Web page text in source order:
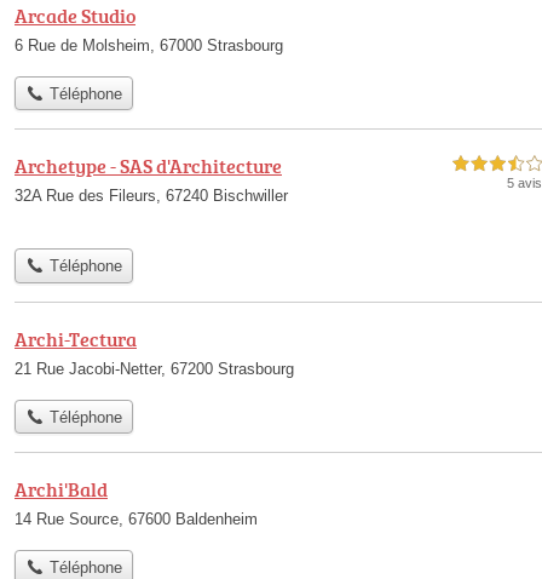
Arcade Studio
6 Rue de Molsheim, 67000 Strasbourg
Téléphone
Archetype - SAS d'Architecture
32A Rue des Fileurs, 67240 Bischwiller
3,5 étoiles sur 5
5 avis
Téléphone
Archi-Tectura
21 Rue Jacobi-Netter, 67200 Strasbourg
Téléphone
Archi'Bald
14 Rue Source, 67600 Baldenheim
Téléphone